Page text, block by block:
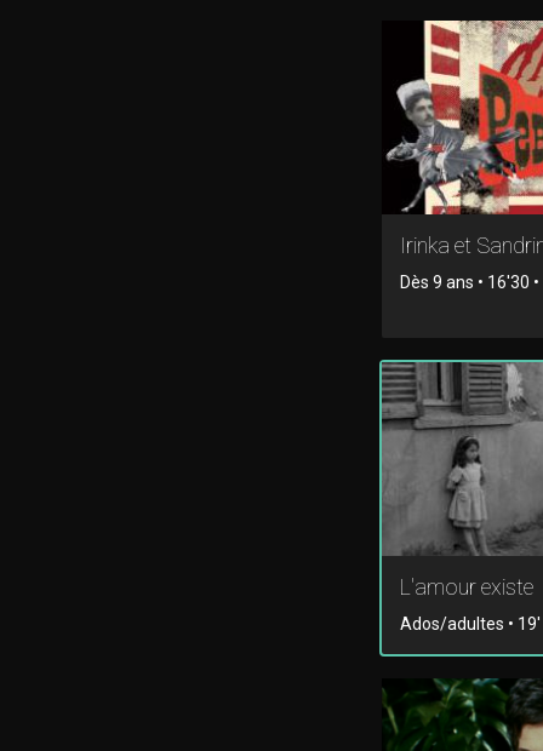
Irinka et
Dès 9 ans • 16'30
L'amour existe
Ados/adultes •